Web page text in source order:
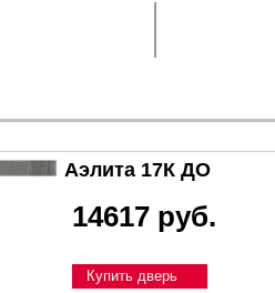
Аэлита 17К ДО
14617 руб.
Купить дверь